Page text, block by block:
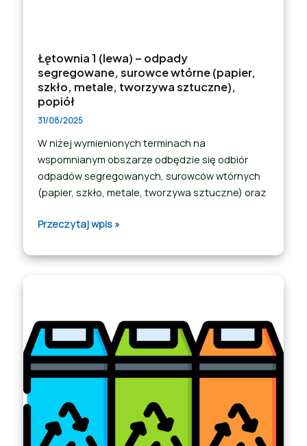
Łętownia 1 (lewa) – odpady
segregowane, surowce wtórne (papier,
szkło, metale, tworzywa sztuczne),
popiół
31/08/2025
W niżej wymienionych terminach na
wspomnianym obszarze odbędzie się odbiór
odpadów segregowanych, surowców wtórnych
(papier, szkło, metale, tworzywa sztuczne) oraz
Przeczytaj wpis »